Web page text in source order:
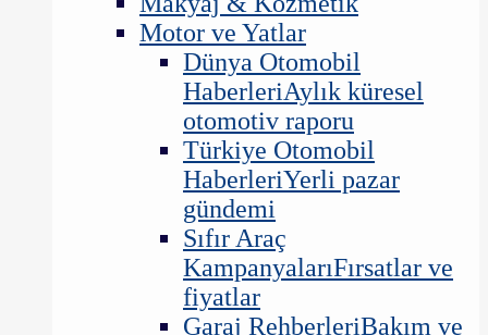
Motor ve Yatlar
Dünya Otomobil
HaberleriAylık küresel
otomotiv raporu
Türkiye Otomobil
HaberleriYerli pazar
gündemi
Sıfır Araç
KampanyalarıFırsatlar ve
fiyatlar
Garaj RehberleriBakım ve